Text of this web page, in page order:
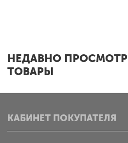
НЕДАВНО
ТОВАРЫ
КАБИНЕТ ПОКУПАТЕЛЯ